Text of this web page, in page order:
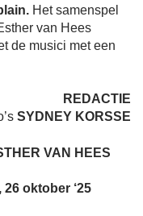
Het samenspel
van Hees
de musici met een
REDACTIE
SYDNEY KORSSE
VAN HEES
26 oktober ‘25